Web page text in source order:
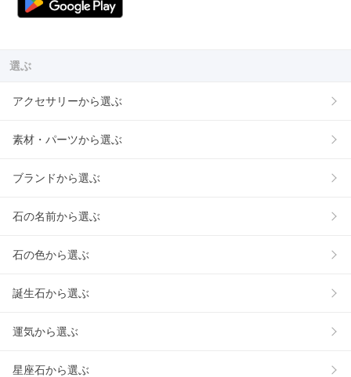
選ぶ
アクセサリーから選ぶ
素材・パーツから選ぶ
ブランドから選ぶ
石の名前から選ぶ
石の色から選ぶ
誕生石から選ぶ
運気から選ぶ
星座石から選ぶ